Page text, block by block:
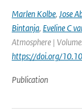
Marlen Kolbe, Jose
Bintanja, Eveline C
Atmosphere |
https://doi.org/
Publication